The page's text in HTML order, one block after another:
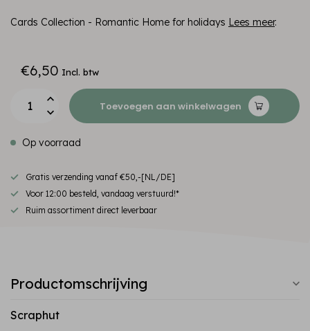
Cards Collection - Romantic Home for holidays Lees meer.
€6,50 Incl. btw
Toevoegen aan winkelwagen
Op voorraad
Gratis verzending vanaf €50,-[NL/DE]
Voor 12:00 besteld, vandaag verstuurd!*
Ruim assortiment direct leverbaar
Productomschrijving
Scraphut